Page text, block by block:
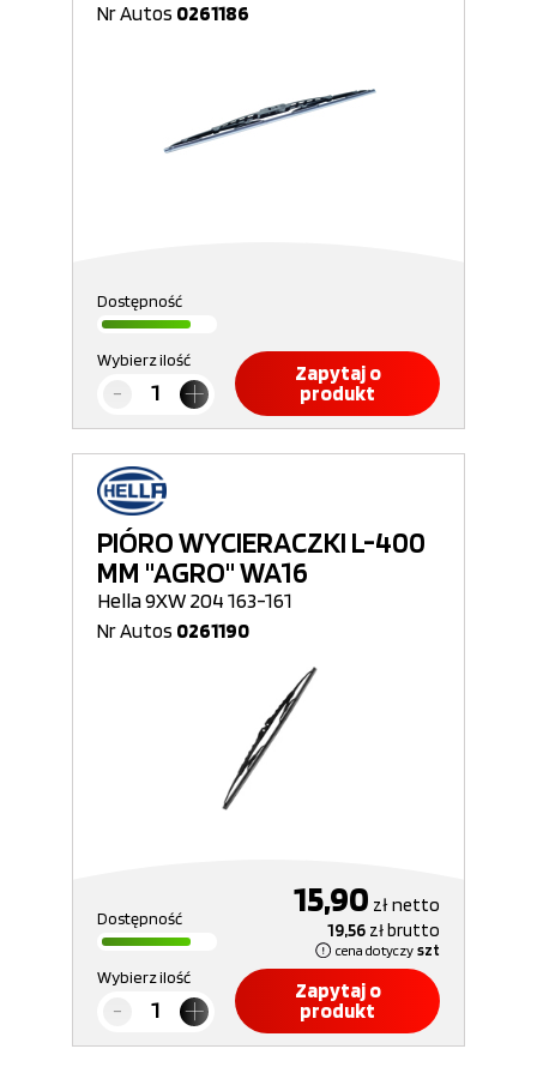
Nr Autos 0261186
Dostępność
Wybierz ilość
Zapytaj o
produkt
PIÓRO WYCIERACZKI L-400
MM "AGRO" WA16
Hella 9XW 204 163-161
Nr Autos 0261190
Dostępność 15,90 złnetto
19,56 złbrutto
cena dotyczy szt
Wybierz ilość
Zapytaj o
produkt